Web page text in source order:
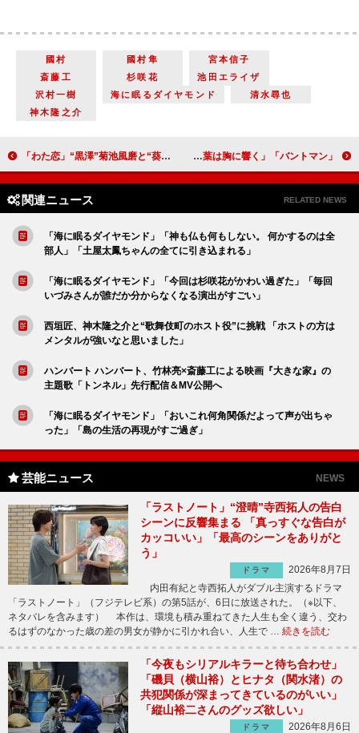
國村 國村隼
宮本信子
斎藤工
杉咲花
池田エライザ
沢村一樹
海に眠るダイヤモンド
清水尋也
神木隆之介
「わた恋」“黒澤”菊池風磨と“葵”久間田琳加の冒頭シーンに反響 「イチャコラがリアルでほほ笑ましい」「風磨くんの筋肉美がすごい」 「バントマン」「ヒーローの言葉は胸に響く」「空振りしてもめげずに笑うのが藤堂さんの良さ」
関連ニュース RELATED NEWS
「海に眠るダイヤモンド」「神も仏も何もしない。 何かするのは全
部人」「土屋太鳳ちゃんの全てに引き込まれる」
「海に眠るダイヤモンド」「今回は杉咲花がかわい過ぎた」「毎回
いづみさんが誰だか分からなくなる演出がすごい」
西垣匠、神木隆之介と“歌舞伎町のホスト役”に挑戦 「ホストの方は
メンタルが強いなと思いました」
ハンバート ハンバート、竹林亮×斎藤工による映画『大きな家』の
主題歌「トンネル」先行配信＆MV公開へ
「海に眠るダイヤモンド」「おいこれ何角関係だよって声が出ちゃ
った」「島の生活の再現がすご過ぎ」
芸能ニュース NEWS
「ラストノート」“澄晴”寺西拓人の告白
シーンに反響集まる 「真っすぐな告白が
カッコいい」「最高のシーンをありがと
う」
ドラマ
2026年8月7日
内田有紀と寺西拓人がダブル主演するドラマ
「ラストノート」（フジテレビ系）の第5話が、6日に放送された。（※以下、
ネタバレを含みます） 本作は、環境も積み重ねてきた人生も全く違う、交わ
るはずのなかった歳の差の男女が静かに引かれ合い、人生で … 続きを読む
「今夜もシリアルキラーと待ち合わせ」
「磯貝（横山裕）とヒナタ（関水渚）の
共犯関係が深まってきているのがいい」
「縦山裕二さんのグッズ欲しい」
ドラマ
2026年8月6日